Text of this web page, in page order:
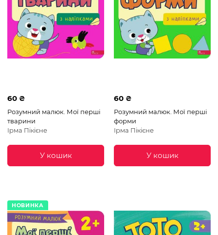
60 ₴
Розумний малюк. Мої перші
тварини
Ірма Пікієне
У кошик
60 ₴
Розумний малюк. Мої перші
форми
Ірма Пікієне
У кошик
НОВИНКА